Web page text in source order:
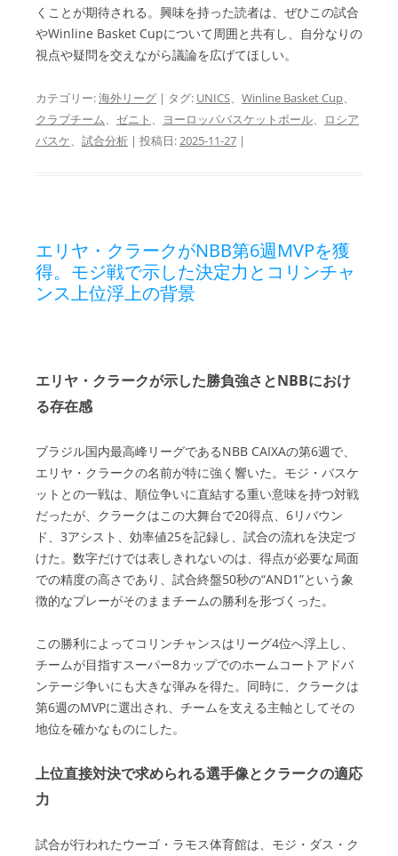
くことが期待される。興味を持った読者は、ぜひこの試合
やWinline Basket Cupについて周囲と共有し、自分なりの
視点や疑問を交えながら議論を広げてほしい。
カテゴリー:海外リーグ | タグ: UNICS、 Winline Basket Cup、
クラブチーム、 ゼニト 、 ヨーロッパバスケットボール、
ロシア
バスケ、 試合分析 | 投稿日:2025-11-27 |
エリヤ・クラークがNBB第6週MVPを獲
得。モジ戦で示した決定力とコリンチャ
ンス上位浮上の背景
エリヤ・クラークが示した勝負強さとNBBにおけ
る存在感
ブラジル国内最高峰リーグであるNBB CAIXAの第6週で、
エリヤ・クラークの名前が特に強く響いた。モジ・バスケ
ットとの一戦は、順位争いに直結する重い意味を持つ対戦
だったが、クラークはこの大舞台で20得点、6リバウン
ド、3アシスト、効率値25を記録し、試合の流れを決定づ
けた。数字だけでは表しきれないのは、得点が必要な局面
での精度の高さであり、試合終盤50秒の“AND1”という象
徴的なプレーがそのままチームの勝利を形づくった。
この勝利によってコリンチャンスはリーグ4位へ浮上し、
チームが目指すスーパー8カップでのホームコートアドバ
ンテージ争いにも大きな弾みを得た。同時に、クラークは
第6週のMVPに選出され、チームを支える主軸としてその
地位を確かなものにした。
上位直接対決で求められる選手像とクラークの適応
力
試合が行われたウーゴ・ラモス体育館は、モジ・ダス・ク